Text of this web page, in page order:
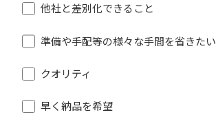
他社と差別化できること
準備や手配等の様々な手間を省きたい
クオリティ
早く納品を希望